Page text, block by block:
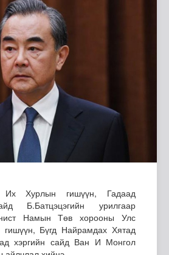
Хурлын гишүүн, Гадаад
Б.Батцэцэгийн урилгаар
Намын Төв хорооны Улс
гишүүн, Бүгд Найрамдах Хятад
хэргийн сайд Ван И Монгол